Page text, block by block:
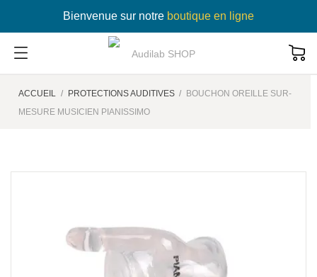
Bienvenue sur notre boutique en ligne
ACCUEIL PROTECTIONS AUDITIVES
BOUCHON OREILLE SUR-
MESURE MUSICIEN PIANISSIMO